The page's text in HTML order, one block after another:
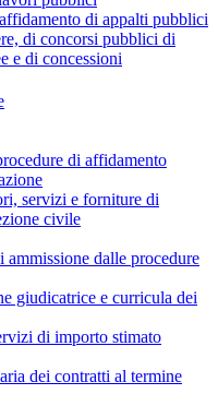
di appalti pubblici
di concorsi pubblici di
e di concessioni
di affidamento
servizi e forniture di
civile
dalle procedure
giudicatrice e curricula dei
di importo stimato
dei contratti al termine